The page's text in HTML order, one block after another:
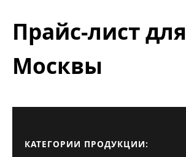
Прайс-лист для
Москвы
КАТЕГОРИИ ПРОДУКЦИИ: